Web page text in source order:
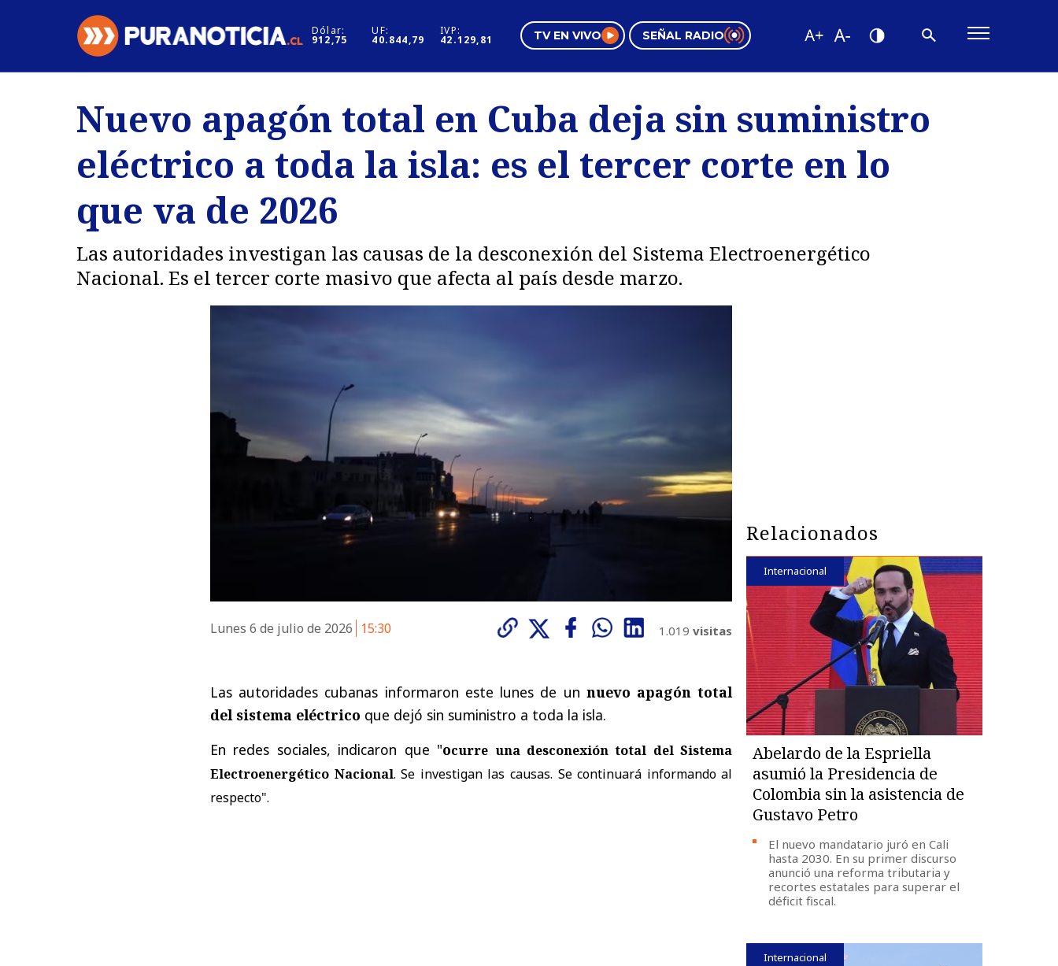
Dólar:
912,75
UF:
40.844,79
IVP:
42.129,81 TV EN VIVO SEÑAL RADIO
Regiones
Deportes
Internacional
Motores
Negocios
Pura Mujer
Tendencias
Videos
Nuevo apagón total en Cuba deja sin suministro
eléctrico a toda la isla: es el tercer corte en lo
que va de 2026
Las autoridades investigan las causas de la desconexión del Sistema Electroenergético
Nacional. Es el tercer corte masivo que afecta al país desde marzo.
Lunes 6 de julio de 2026 15:30 1.019 visitas
Las autoridades cubanas informaron este lunes de un nuevo apagón total
del sistema eléctrico que dejó sin suministro a toda la isla.
En redes sociales, indicaron que "ocurre una desconexión total del Sistema
Electroenergético Nacional. Se investigan las causas. Se continuará informando al
respecto".
Relacionados
Internacional
Abelardo de la Espriella
asumió la Presidencia de
Colombia sin la asistencia de
Gustavo Petro
El nuevo mandatario juró en Cali
hasta 2030. En su primer discurso
anunció una reforma tributaria y
recortes estatales para superar el
déficit fiscal.
Internacional